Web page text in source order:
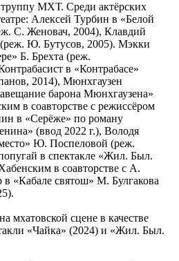
МХТ. Среди актёрских
Алексей Турбин в «Белой
С. Женовач, 2004), Клавдий
Ю. Бутусов, 2005). Мэкки
Б. Брехта (реж.
в «Контрабасе»
2014), Мюнхгаузен
барона Мюнхгаузена»
в соавторстве с режиссёром
в «Серёже» по роману
(ввод 2022 г.), Володя
Ю. Поспеловой (реж.
в спектакле «Жил. Был.
в соавторстве с А.
«Кабале святош» М. Булгакова
мхатовской сцене в качестве
«Чайка» (2024) и «Жил. Был.